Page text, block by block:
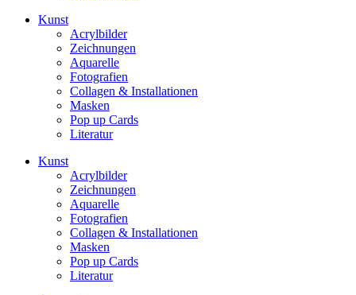
Kunst
Acrylbilder
Zeichnungen
Aquarelle
Fotografien
Collagen & Installationen
Masken
Pop up Cards
Literatur
Kunst
Acrylbilder
Zeichnungen
Aquarelle
Fotografien
Collagen & Installationen
Masken
Pop up Cards
Literatur